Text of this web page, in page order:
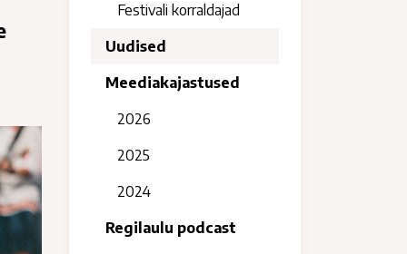
Festivali korraldajad
Uudised
Meediakajastused
2026
2025
2024
Regilaulu podcast